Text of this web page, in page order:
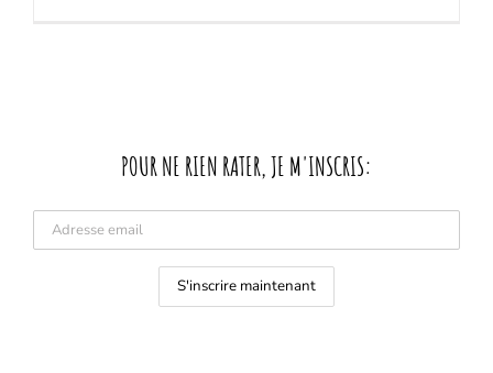
POUR NE RIEN RATER, JE M'INSCRIS: